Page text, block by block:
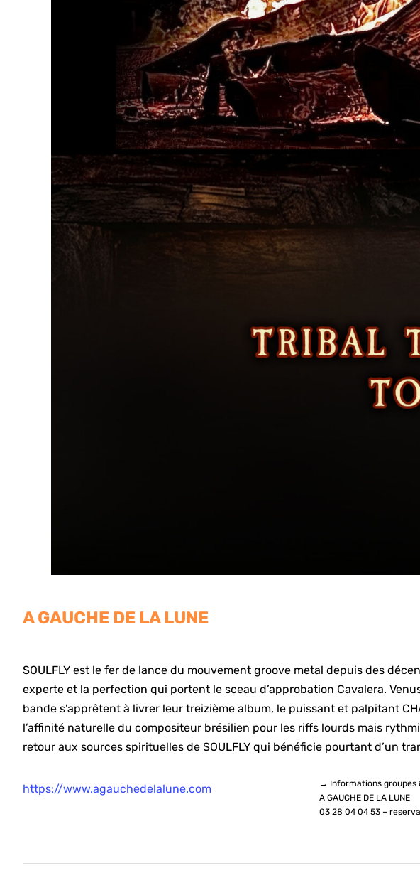
A GAUCHE DE LA LUNE
SOULFLY est le fer de lance du mouvement groove metal depuis des
experte et la perfection qui portent le sceau d’approbation Cavalera.
bande s’apprêtent à livrer leur treizième album, le puissant et palpitant
l’affinité naturelle du compositeur brésilien pour les riffs lourds mais
retour aux sources spirituelles de SOULFLY qui bénéficie pourtant d’un
https://www.agauchedelalune.com
→ Informations groupes
A GAUCHE DE LA LUNE
03 28 04 04 53 –